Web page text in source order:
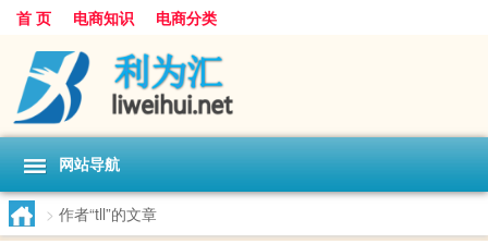
首 页 电商知识 电商分类
网站导航
> 作者“tll”的文章